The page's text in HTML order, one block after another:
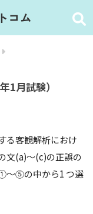
コム
1月試験）
る客観解析におけ
⽂(a)〜(c)の正誤の
〜⑤の中から1 つ選